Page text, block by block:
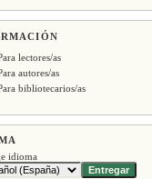
lectores/as
autores/as
bibliotecarios/as
idioma